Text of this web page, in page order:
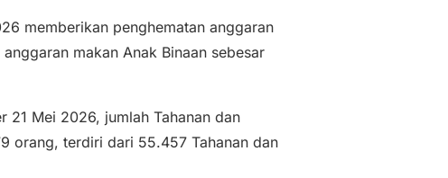
memberikan penghematan anggaran
makan Anak Binaan sebesar
21 Mei 2026, jumlah Tahanan dan
orang, terdiri dari 55.457 Tahanan dan